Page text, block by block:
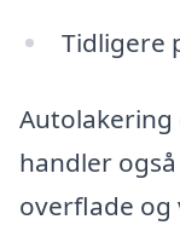
Tidligere
handler
overflade